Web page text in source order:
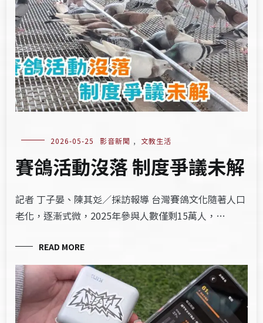
2026-05-25 影音新聞 , 文教生活
賽鴿活動沒落 制度爭議未解
記者 丁子晏、陳其彣／採訪報導 台灣賽鴿文化隨著人口
老化，逐漸式微，2025年參與人數僅剩15萬人，…
READ MORE